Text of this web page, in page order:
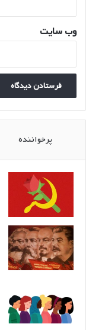
وب‌ سایت
پرخواننده